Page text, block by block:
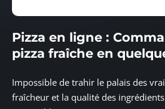
Pizza en ligne :
pizza fraîche en
Impossible de trahir le palais des
fraîcheur et la qualité des